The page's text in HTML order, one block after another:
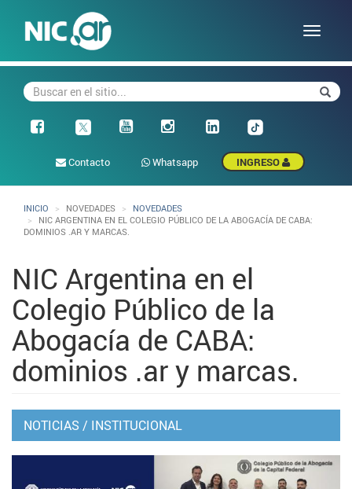
contenido
principal
Buscar
Facebook
Contacto Whatsapp INGRESO
Toggle
INICIO NOVEDADES
NOVEDADES
NIC ARGENTINA EN EL COLEGIO PÚBLICO DE LA ABOGACÍA DE CABA:
DOMINIOS .AR Y MARCAS.
NIC Argentina en el
Colegio Público de la
Abogacía de CABA:
dominios .ar y marcas.
NOTICIAS / INSTITUCIONAL